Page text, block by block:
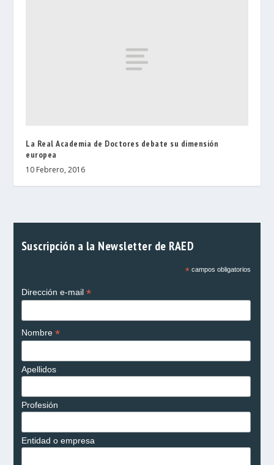
La Real Academia de Doctores debate su dimensión
europea
10 Febrero, 2016
Suscripción a la Newsletter de RAED
*campos obligatorios
Dirección e-mail *
Nombre *
Apellidos
Profesión
Entidad o empresa